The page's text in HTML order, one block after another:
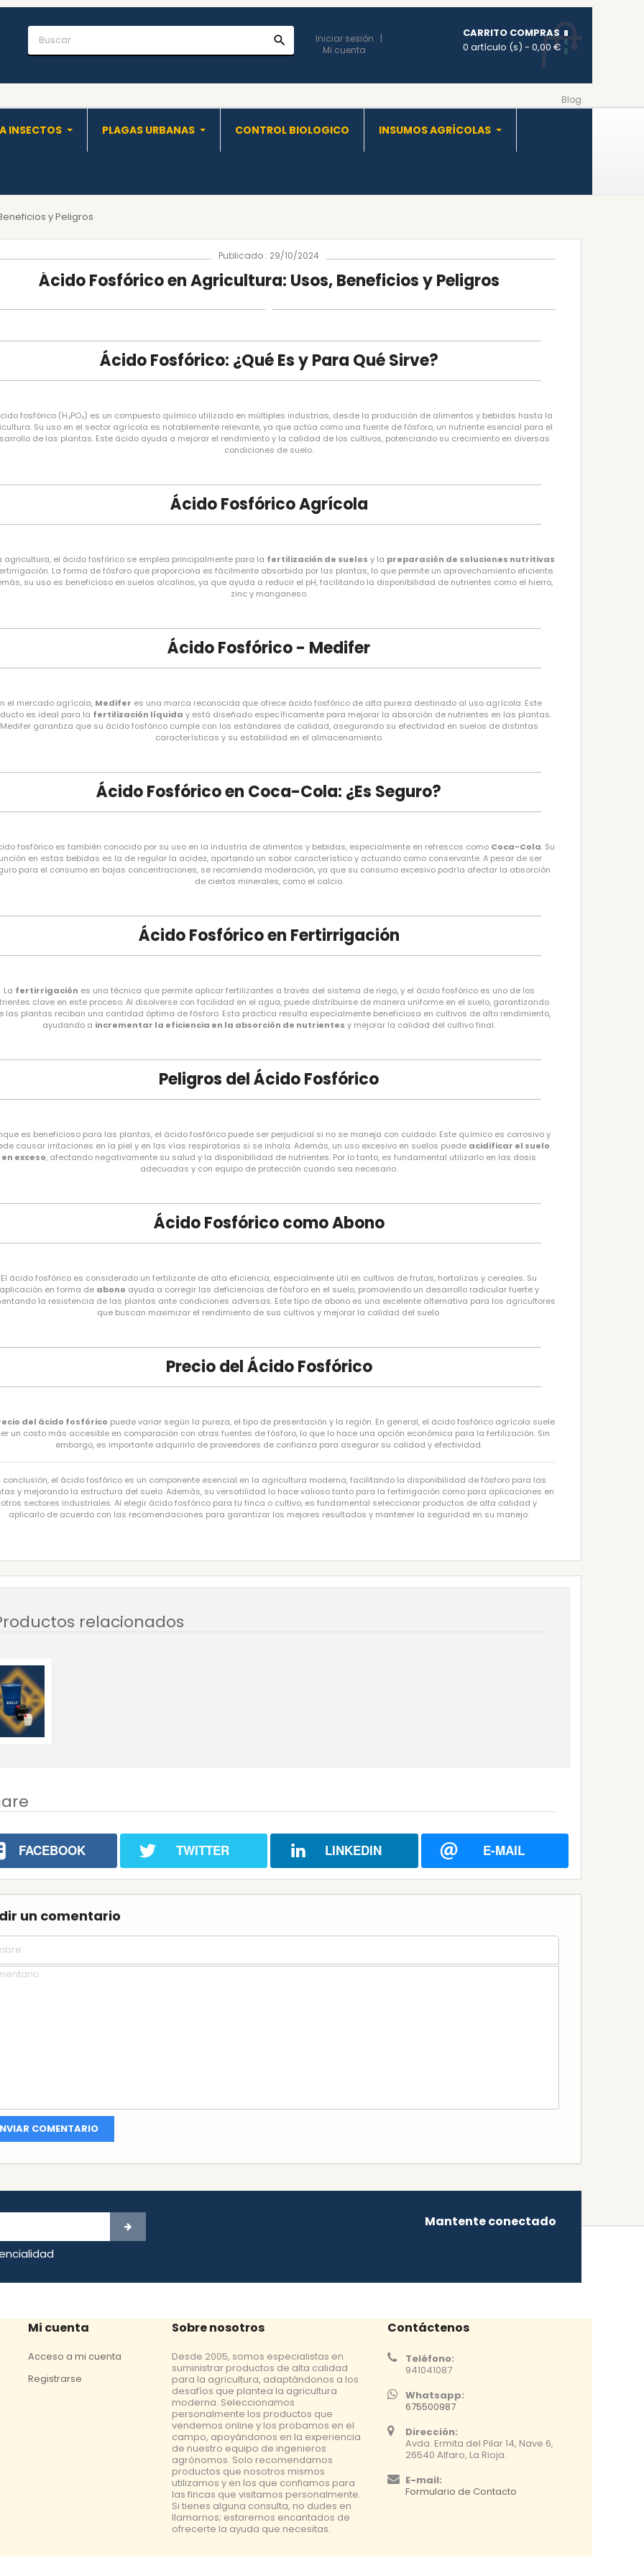
search
Iniciar sesión
Mi cuenta
CARRITO COMPRAS
0 artículo (s) - 0,00 €
Blog
INSECTOS PLAGAS URBANAS CONTROL BIOLOGICO INSUMOS AGRÍCOLAS
y Peligros
Publicado : 29/10/2024
Ácido Fosfórico en Agricultura: Usos, Beneficios y Peligros
Ácido Fosfórico: ¿Qué Es y Para Qué Sirve?
fosfórico (H₃PO₄) es un compuesto químico utilizado en múltiples industrias, desde la producción de alimentos y bebidas hasta la
Su uso en el sector agrícola es notablemente relevante, ya que actúa como una fuente de fósforo, un nutriente esencial para el
de las plantas. Este ácido ayuda a mejorar el rendimiento y la calidad de los cultivos, potenciando su crecimiento en diversas
condiciones de suelo.
Ácido Fosfórico Agrícola
agricultura, el ácido fosfórico se emplea principalmente para la fertilización de suelos y la preparación de soluciones nutritivas
La forma de fósforo que proporciona es fácilmente absorbida por las plantas, lo que permite un aprovechamiento eficiente.
su uso es beneficioso en suelos alcalinos, ya que ayuda a reducir el pH, facilitando la disponibilidad de nutrientes como el hierro,
zinc y manganeso.
Ácido Fosfórico - Medifer
el mercado agrícola, Medifer es una marca reconocida que ofrece ácido fosfórico de alta pureza destinado al uso agrícola. Este
es ideal para la fertilización líquida y está diseñado específicamente para mejorar la absorción de nutrientes en las plantas.
Medifer garantiza que su ácido fosfórico cumple con los estándares de calidad, asegurando su efectividad en suelos de distintas
características y su estabilidad en el almacenamiento.
Ácido Fosfórico en Coca-Cola: ¿Es Seguro?
fosfórico es también conocido por su uso en la industria de alimentos y bebidas, especialmente en refrescos como Coca-Cola. Su
en estas bebidas es la de regular la acidez, aportando un sabor característico y actuando como conservante. A pesar de ser
para el consumo en bajas concentraciones, se recomienda moderación, ya que su consumo excesivo podría afectar la absorción
de ciertos minerales, como el calcio.
Ácido Fosfórico en Fertirrigación
La fertirrigación es una técnica que permite aplicar fertilizantes a través del sistema de riego, y el ácido fosfórico es uno de los
clave en este proceso. Al disolverse con facilidad en el agua, puede distribuirse de manera uniforme en el suelo, garantizando
las plantas reciban una cantidad óptima de fósforo. Esta práctica resulta especialmente beneficiosa en cultivos de alto rendimiento,
ayudando a incrementar la eficiencia en la absorción de nutrientes y mejorar la calidad del cultivo final.
Peligros del Ácido Fosfórico
es beneficioso para las plantas, el ácido fosfórico puede ser perjudicial si no se maneja con cuidado. Este químico es corrosivo y
causar irritaciones en la piel y en las vías respiratorias si se inhala. Además, un uso excesivo en suelos puede acidificar el suelo
en exceso, afectando negativamente su salud y la disponibilidad de nutrientes. Por lo tanto, es fundamental utilizarlo en las dosis
adecuadas y con equipo de protección cuando sea necesario.
Ácido Fosfórico como Abono
El ácido fosfórico es considerado un fertilizante de alta eficiencia, especialmente útil en cultivos de frutas, hortalizas y cereales. Su
aplicación en forma de abono ayuda a corregir las deficiencias de fósforo en el suelo, promoviendo un desarrollo radicular fuerte y
la resistencia de las plantas ante condiciones adversas. Este tipo de abono es una excelente alternativa para los agricultores
que buscan maximizar el rendimiento de sus cultivos y mejorar la calidad del suelo.
Precio del Ácido Fosfórico
del ácido fosfórico puede variar según la pureza, el tipo de presentación y la región. En general, el ácido fosfórico agrícola suele
un costo más accesible en comparación con otras fuentes de fósforo, lo que lo hace una opción económica para la fertilización. Sin
embargo, es importante adquirirlo de proveedores de confianza para asegurar su calidad y efectividad.
conclusión, el ácido fosfórico es un componente esencial en la agricultura moderna, facilitando la disponibilidad de fósforo para las
y mejorando la estructura del suelo. Además, su versatilidad lo hace valioso tanto para la fertirrigación como para aplicaciones en
otros sectores industriales. Al elegir ácido fosfórico para tu finca o cultivo, es fundamental seleccionar productos de alta calidad y
aplicarlo de acuerdo con las recomendaciones para garantizar los mejores resultados y mantener la seguridad en su manejo.
relacionados
FACEBOOK TWITTER LINKEDIN E-MAIL
un comentario
Mantente conectado
Mi cuenta
Acceso a mi cuenta
Registrarse
Sobre nosotros
Desde 2005, somos especialistas en
suministrar productos de alta calidad
para la agricultura, adaptándonos a los
desafíos que plantea la agricultura
moderna. Seleccionamos
personalmente los productos que
vendemos online y los probamos en el
campo, apoyándonos en la experiencia
de nuestro equipo de ingenieros
agrónomos. Solo recomendamos
productos que nosotros mismos
utilizamos y en los que confiamos para
las fincas que visitamos personalmente.
Si tienes alguna consulta, no dudes en
llamarnos; estaremos encantados de
ofrecerte la ayuda que necesitas.
Contáctenos
Teléfono:
941041087
Whatsapp:
675500987
Dirección:
Avda. Ermita del Pilar 14, Nave 6,
26540 Alfaro, La Rioja.
E-mail:
Formulario de Contacto